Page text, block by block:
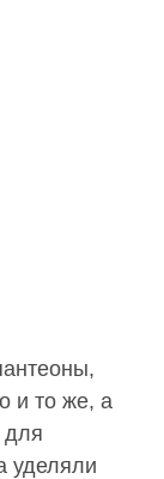
и то же, а
для
уделяли